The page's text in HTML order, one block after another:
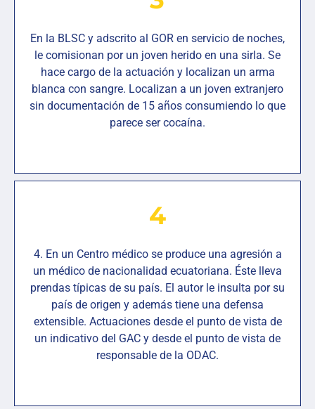
En la BLSC y adscrito al GOR en servicio de noches,
le comisionan por un joven herido en una sirla. Se
hace cargo de la actuación y localizan un arma
blanca con sangre. Localizan a un joven extranjero
sin documentación de 15 años consumiendo lo que
parece ser cocaína.
4
4. En un Centro médico se produce una agresión a
un médico de nacionalidad ecuatoriana. Éste lleva
prendas típicas de su país. El autor le insulta por su
país de origen y además tiene una defensa
extensible. Actuaciones desde el punto de vista de
un indicativo del GAC y desde el punto de vista de
responsable de la ODAC.